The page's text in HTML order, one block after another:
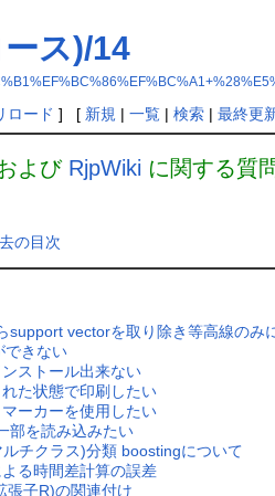
ース)/14
ロード ] [ 新規 | 一覧| 検索| 最終更
よび RjpWiki に関する質
の目次
support vectorを取り除き等高線のみ
できない
ストール出来ない
た状態で印刷したい
ーカーを使用したい
部を読み込みたい
チクラス)分類 boostingについて
る時間差計算の誤差
張子R)の関連付け